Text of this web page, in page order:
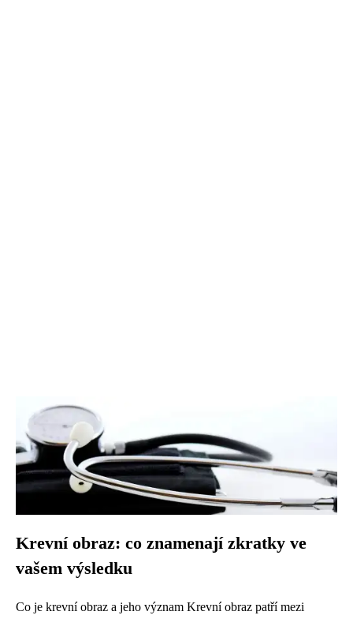
Krevní obraz: co znamenají zkratky ve
vašem výsledku
Co je krevní obraz a jeho význam Krevní obraz patří mezi